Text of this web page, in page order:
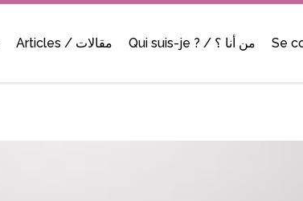
Articles / مقالات Qui suis-je ? / من أنا ؟